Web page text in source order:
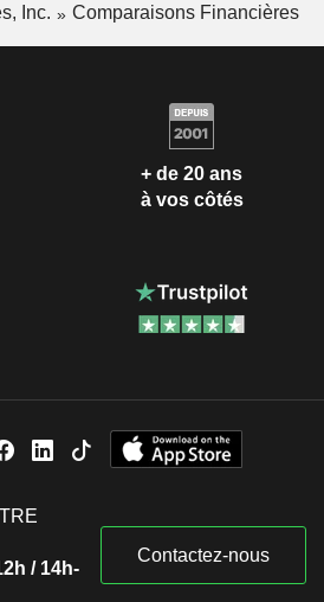
Inc.
Comparaisons Financières
+ de 20 ans
à vos côtés
/ 14h-
Contactez-nous